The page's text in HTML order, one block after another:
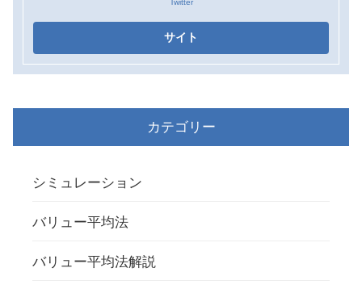
Twitter
カテゴリー
シミュレーション
バリュー平均法
バリュー平均法解説